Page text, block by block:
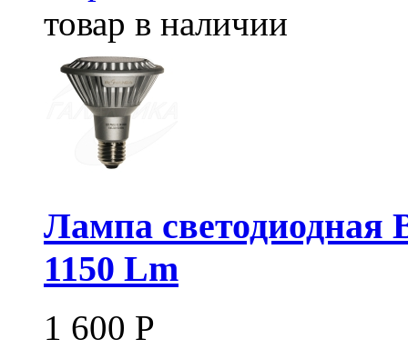
товар в наличии
Лампа светодиодная
1150 Lm
1 600 Р